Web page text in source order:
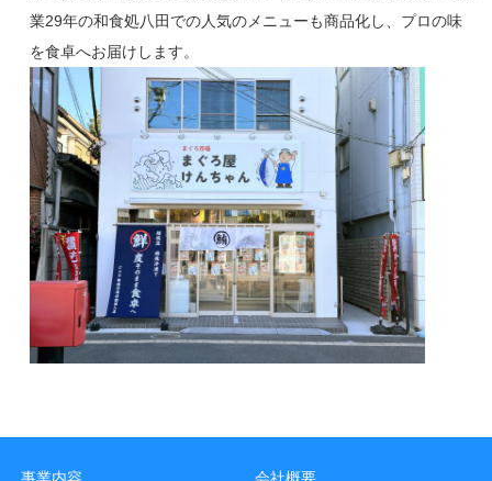
業29年の和食処八田での人気のメニューも商品化し、プロの味
を食卓へお届けします。